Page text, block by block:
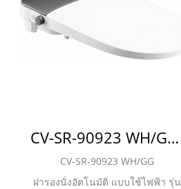
CV-SR-90923 WH/GG ฝารองนั่งอัตโนมัติ แบบใช้ไฟฟ้า รุ่น Klirr ULTRA
CV-SR-90923 WH/GG
ฝารองนั่งอัตโนมัติ แบบใช้ไฟฟ้า รุ่น